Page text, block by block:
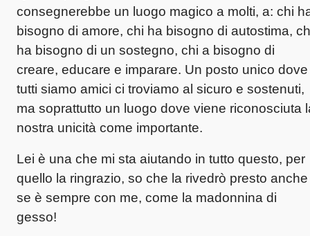
consegnerebbe un luogo magico a molti, a: chi
bisogno di amore, chi ha bisogno di autostima,
ha bisogno di un sostegno, chi a bisogno di
creare, educare e imparare. Un posto unico dove
tutti siamo amici ci troviamo al sicuro e sostenuti,
ma soprattutto un luogo dove viene riconosciuta
nostra unicità come importante.
Lei è una che mi sta aiutando in tutto questo, per
quello la ringrazio, so che la rivedrò presto anche
se è sempre con me, come la madonnina di
gesso!